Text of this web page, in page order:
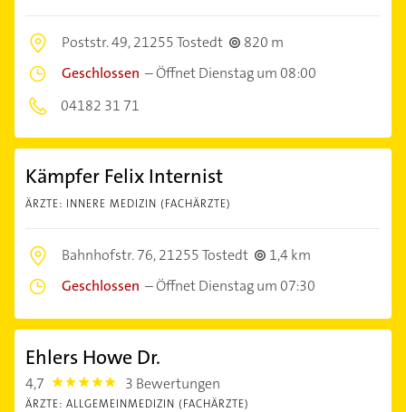
Poststr. 49,21255 Tostedt
820 m
Geschlossen –Öffnet Dienstag um 08:00
04182 31 71
Kämpfer Felix Internist
ÄRZTE: INNERE MEDIZIN (FACHÄRZTE)
Bahnhofstr. 76,21255 Tostedt
1,4 km
Geschlossen –Öffnet Dienstag um 07:30
Ehlers Howe Dr.
4,7 4.7000003 3 Bewertungen
ÄRZTE: ALLGEMEINMEDIZIN (FACHÄRZTE)